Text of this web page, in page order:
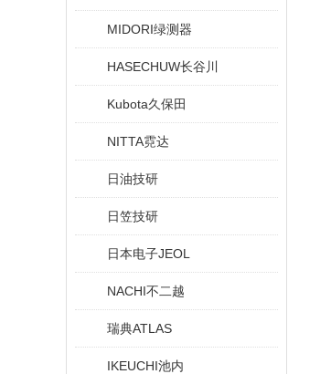
MIDORI绿测器
HASECHUW长谷川
Kubota久保田
NITTA霓达
日油技研
日笠技研
日本电子JEOL
NACHI不二越
瑞典ATLAS
IKEUCHI池内